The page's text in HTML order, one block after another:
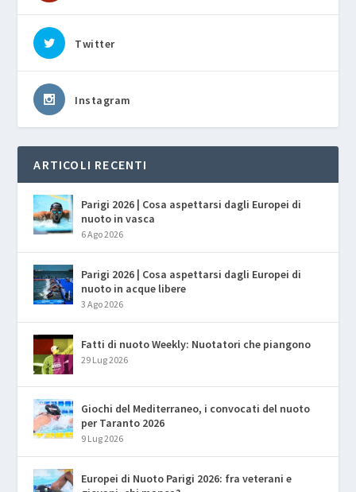
Twitter
Instagram
ARTICOLI RECENTI
Parigi 2026 | Cosa aspettarsi dagli Europei di
nuoto in vasca
6 Ago 2026
Parigi 2026 | Cosa aspettarsi dagli Europei di
nuoto in acque libere
3 Ago 2026
Fatti di nuoto Weekly: Nuotatori che piangono
29 Lug 2026
Giochi del Mediterraneo, i convocati del nuoto
per Taranto 2026
9 Lug 2026
Europei di Nuoto Parigi 2026: fra veterani e